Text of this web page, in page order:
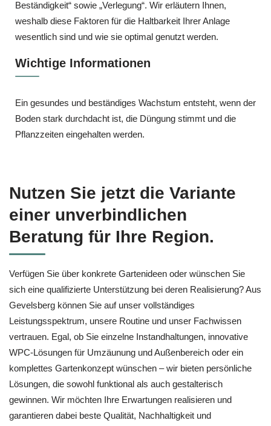
Beständigkeit“ sowie „Verlegung“. Wir erläutern Ihnen,
weshalb diese Faktoren für die Haltbarkeit Ihrer Anlage
wesentlich sind und wie sie optimal genutzt werden.
Wichtige Informationen
Ein gesundes und beständiges Wachstum entsteht, wenn der
Boden stark durchdacht ist, die Düngung stimmt und die
Pflanzzeiten eingehalten werden.
Nutzen Sie jetzt die Variante
einer unverbindlichen
Beratung für Ihre Region.
Verfügen Sie über konkrete Gartenideen oder wünschen Sie
sich eine qualifizierte Unterstützung bei deren Realisierung? Aus
Gevelsberg können Sie auf unser vollständiges
Leistungsspektrum, unsere Routine und unser Fachwissen
vertrauen. Egal, ob Sie einzelne Instandhaltungen, innovative
WPC-Lösungen für Umzäunung und Außenbereich oder ein
komplettes Gartenkonzept wünschen – wir bieten persönliche
Lösungen, die sowohl funktional als auch gestalterisch
gewinnen. Wir möchten Ihre Erwartungen realisieren und
garantieren dabei beste Qualität, Nachhaltigkeit und